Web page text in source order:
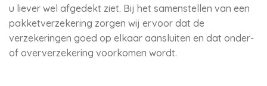
u liever wel afgedekt ziet. Bij het samenstellen van een
pakketverzekering zorgen wij ervoor dat de
verzekeringen goed op elkaar aansluiten en dat onder-
of oververzekering voorkomen wordt.